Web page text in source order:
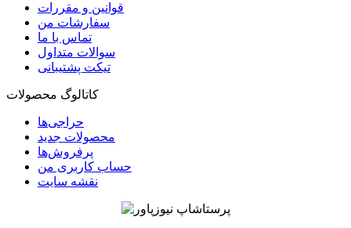
قوانین و مقررات
سفارشات من
تماس با ما
سوالات متداول
تیکت پشتیبانی
کاتالوگ محصولات
حراجی‌ها
محصولات جدید
پرفروش‌ها
حساب کاربری من
نقشه سایت